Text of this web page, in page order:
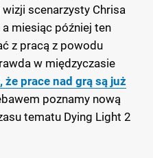
scenarzysty Chrisa
a miesiąc później ten
z pracą z powodu
w międzyczasie
że prace nad grą są już
poznamy nową
tematu Dying Light 2